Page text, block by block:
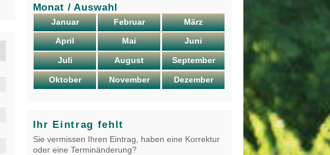
Monat / Auswahl
Januar Februar März
April Mai Juni
Juli August September
Oktober November Dezember
Ihr Eintrag fehlt
Sie vermissen Ihren Eintrag, haben eine Korrektur
oder eine Terminänderung?